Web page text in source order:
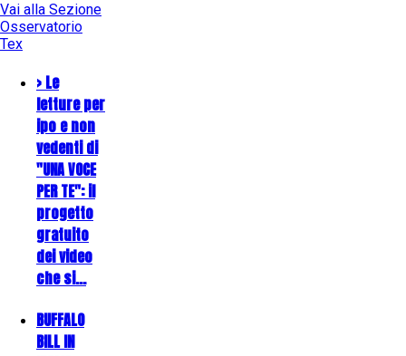
Vai alla Sezione
Osservatorio
Tex
> Le
letture per
ipo e non
vedenti di
"UNA VOCE
PER TE": il
progetto
gratuito
dei video
che si…
BUFFALO
BILL IN